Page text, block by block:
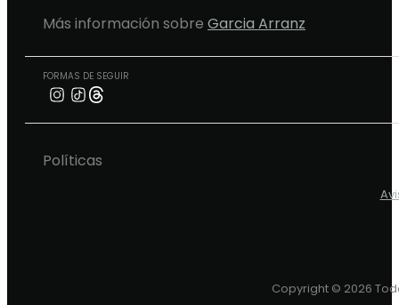
Más información sobre Garcia Arranz
FORMAS DE SEGUIR
Políticas
Copyright © 2026